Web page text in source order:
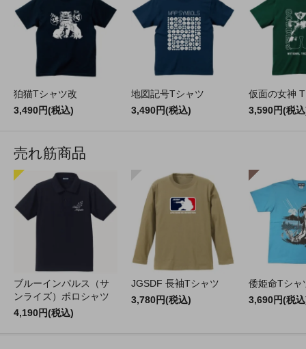
狛猫Tシャツ改
3,490円(税込)
地図記号Tシャツ
3,490円(税込)
仮面の女神
3,590円(税
売れ筋商品
ブルーインパルス（サ
ンライズ）ポロシャツ
4,190円(税込)
JGSDF 長袖Tシャツ
3,780円(税込)
倭姫命Tシャ
3,690円(税